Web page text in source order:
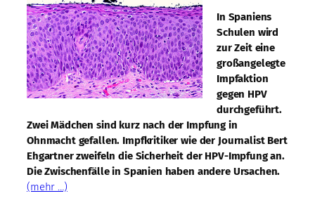
In Spaniens
Schulen wird
zur Zeit eine
großangelegte
Impfaktion
gegen HPV
durchgeführt.
Zwei Mädchen sind kurz nach der Impfung in
Ohnmacht gefallen. Impfkritiker wie der Journalist Bert
Ehgartner zweifeln die Sicherheit der HPV-Impfung an.
Die Zwischenfälle in Spanien haben andere Ursachen.
(mehr …)